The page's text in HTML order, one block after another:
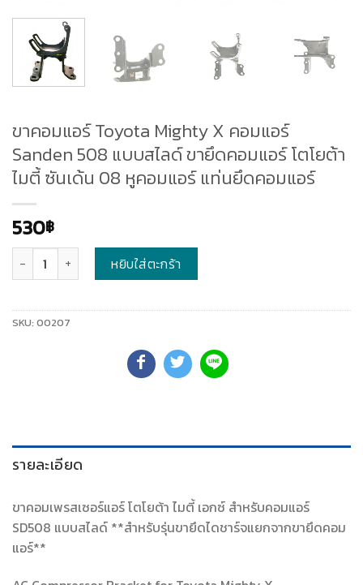
ขาคอมแอร์ Toyota Mighty X คอมแอร์
Sanden 508 แบบสไลด์ ขายึดคอมแอร์ โตโยต้า
ไมตี้ ซันเด้น 08 หูคอมแอร์ แท่นยึดคอมแอร์
530฿
หยิบใส่ตะกร้า
SKU: 00207
รายละเอียด
ขาคอมเพรสเซอร์แอร์ โตโยต้า ไมตี้ เอกซ์ สำหรับคอมแอร์
SD508 แบบสไลด์ **สำหรับรุ่นขายึดไดชาร์จแยกจากขายึดคอม
แอร์**